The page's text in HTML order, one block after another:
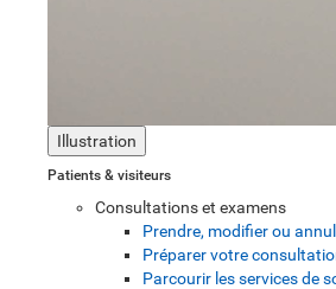
Illustration
Patients & visiteurs
Consultations et examens
Prendre, modifier ou
Préparer votre
Parcourir les services de